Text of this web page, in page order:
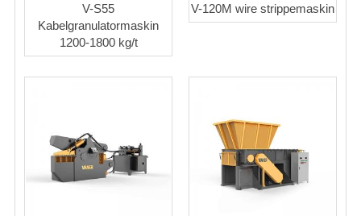
V-S55
Kabelgranulatormaskin
1200-1800 kg/t
V-120M wire strippemaskin